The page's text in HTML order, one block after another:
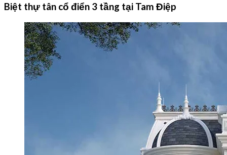
Biệt thự tân cổ điển 3 tầng tại Tam Điệp